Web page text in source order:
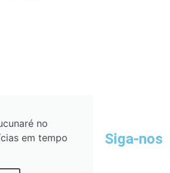
no
em tempo
Siga-nos